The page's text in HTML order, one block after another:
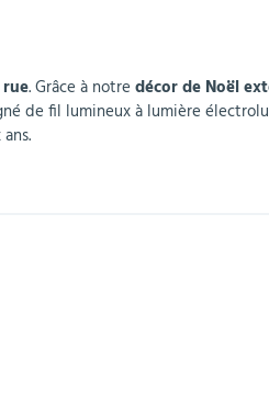
parking
. Grâce à notre décor de Noël
de fil lumineux à lumière